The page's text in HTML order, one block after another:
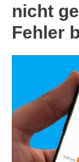
nicht
Fehler